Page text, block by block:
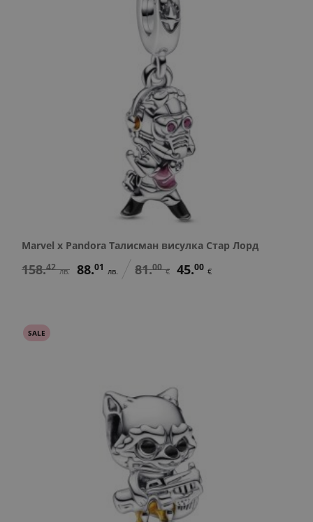
Marvel x Pandora Талисман висулка Стар Лорд
158.42 лв. 88.01 лв. 81.00 € 45.00 €
SALE